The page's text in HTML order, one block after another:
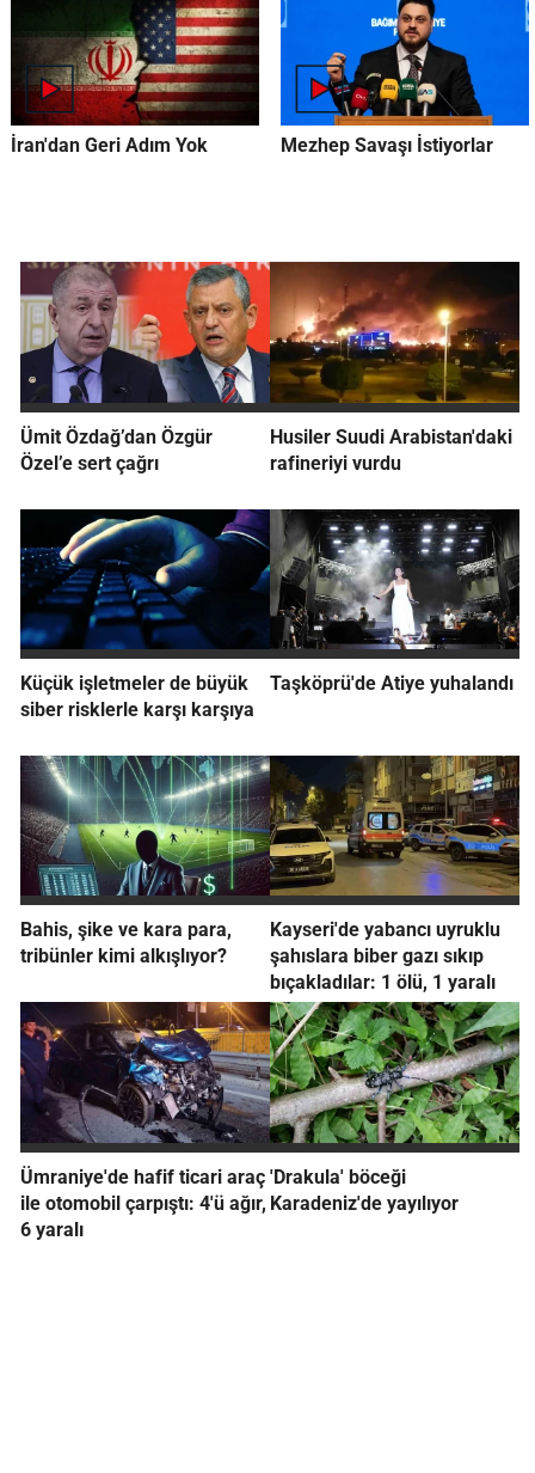
İran'dan Geri Adım Yok Mezhep Savaşı İstiyorlar
Ümit Özdağ’dan Özgür
Özel’e sert çağrı
Husiler Suudi Arabistan'daki
rafineriyi vurdu
Küçük işletmeler de büyük
siber risklerle karşı karşıya
Taşköprü'de Atiye yuhalandı
Bahis, şike ve kara para,
tribünler kimi alkışlıyor?
Kayseri'de yabancı uyruklu
şahıslara biber gazı sıkıp
bıçakladılar: 1 ölü, 1 yaralı
Ümraniye'de hafif ticari araç
ile otomobil çarpıştı: 4'ü ağır,
6 yaralı
'Drakula' böceği
Karadeniz'de yayılıyor